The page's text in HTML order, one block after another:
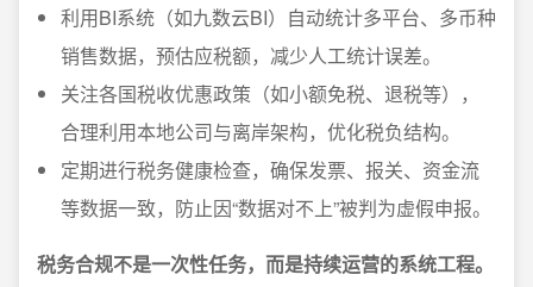
利用BI系统（如九数云BI）自动统计多平台、多币种
销售数据，预估应税额，减少人工统计误差。
关注各国税收优惠政策（如小额免税、退税等），
合理利用本地公司与离岸架构，优化税负结构。
定期进行税务健康检查，确保发票、报关、资金流
等数据一致，防止因“数据对不上”被判为虚假申报。
税务合规不是一次性任务，而是持续运营的系统工程。